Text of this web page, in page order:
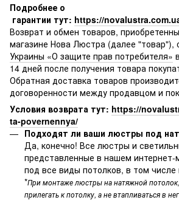
Подробнее о
гарантии тут: https://
Возврат и обмен товаров,
магазине Нова Люстра (далее "товар"),
Украины «О защите прав потребителя»
14 дней после получения товара
Обратная доставка товаров
договоренности между продавцом и
Условия возврата тут: https://
ta-povernennya/
Подходят ли ваши люстры под
Да, конечно! Все люстры и
представленные в нашем интернет-
под все виды потолков, в том
*При монтаже люстры на натяжной
прилегать к потолку, а не втапливаться в